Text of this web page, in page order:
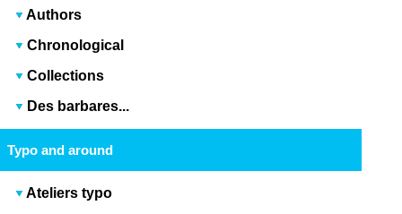
Authors
Chronological
Collections
Des barbares...
Typo and around
Ateliers typo